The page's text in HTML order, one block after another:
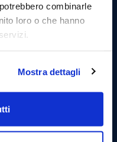
combinarle
loro o che hanno
Mostra dettagli
Reine
de la fin de notre
vous faire vivre une